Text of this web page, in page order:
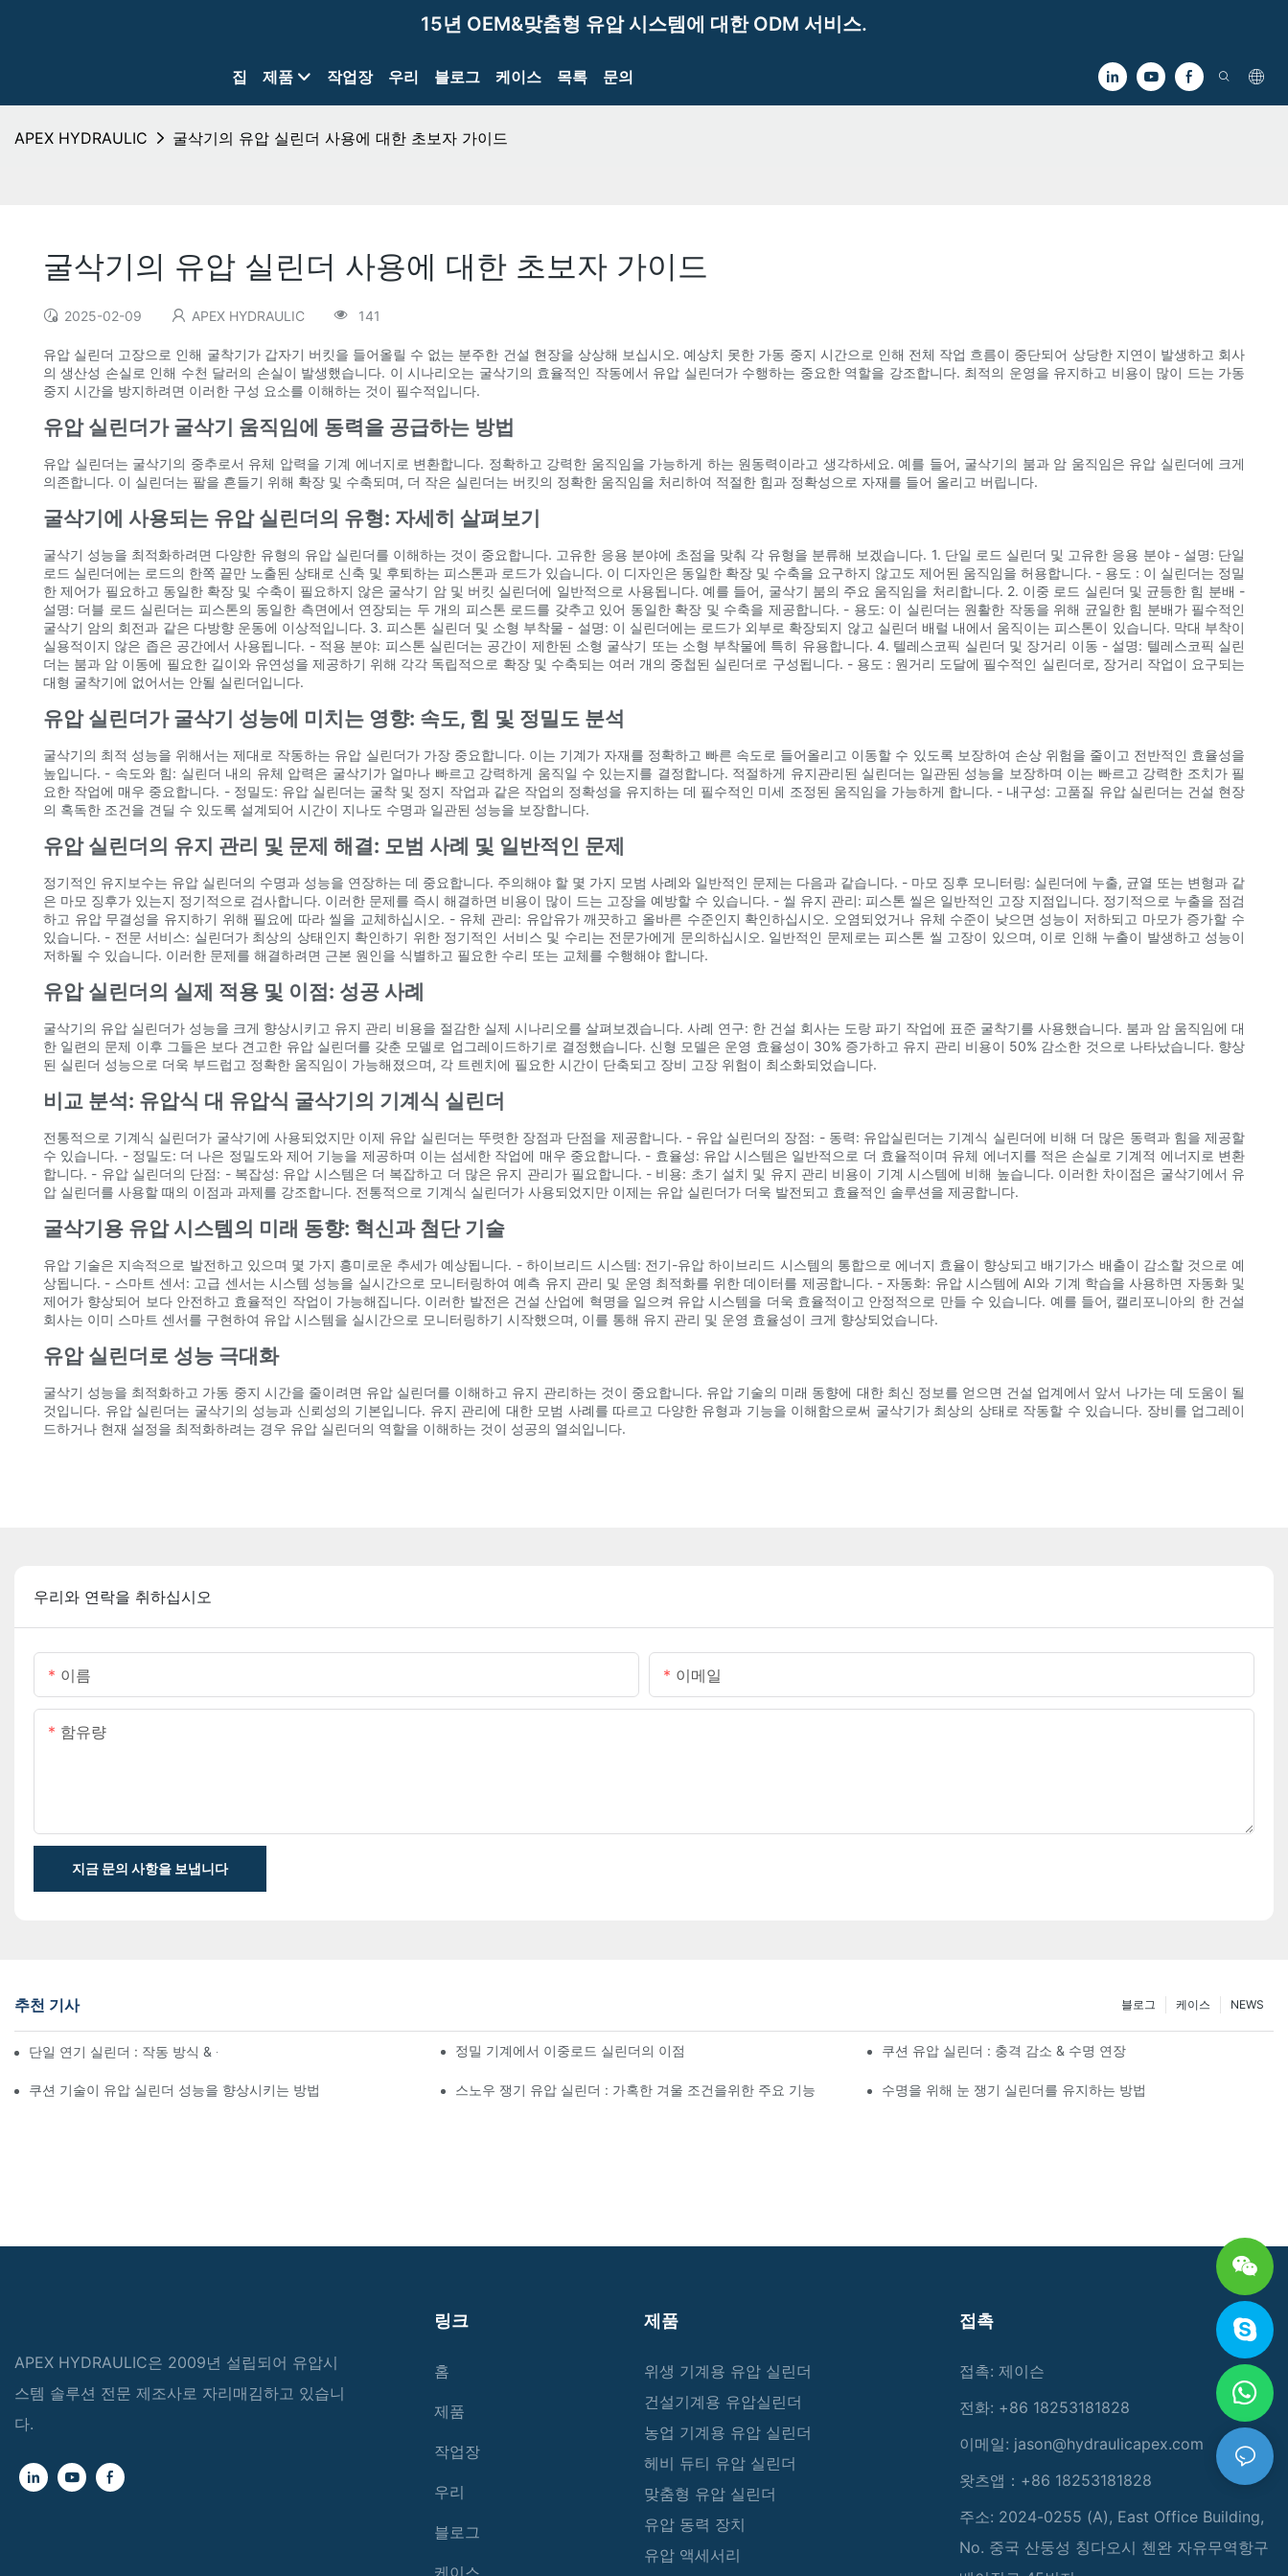
15년 OEM&맞춤형 유압 시스템에 대한 ODM 서비스.
집 제품 작업장 우리 블로그 케이스 목록 문의
APEX HYDRAULIC 굴삭기의 유압 실린더 사용에 대한 초보자 가이드
굴삭기의 유압 실린더 사용에 대한 초보자 가이드
2025-02-09 APEX HYDRAULIC 141
유압 실린더 고장으로 인해 굴착기가 갑자기 버킷을 들어올릴 수 없는 분주한 건설 현장을 상상해 보십시오. 예상치 못한 가동 중지 시간으로 인해 전체 작업 흐름이 중단되어 상당한 지연이 발생하고 회사
의 생산성 손실로 인해 수천 달러의 손실이 발생했습니다. 이 시나리오는 굴삭기의 효율적인 작동에서 유압 실린더가 수행하는 중요한 역할을 강조합니다. 최적의 운영을 유지하고 비용이 많이 드는 가동
중지 시간을 방지하려면 이러한 구성 요소를 이해하는 것이 필수적입니다.
유압 실린더가 굴삭기 움직임에 동력을 공급하는 방법
유압 실린더는 굴삭기의 중추로서 유체 압력을 기계 에너지로 변환합니다. 정확하고 강력한 움직임을 가능하게 하는 원동력이라고 생각하세요. 예를 들어, 굴삭기의 붐과 암 움직임은 유압 실린더에 크게
의존합니다. 이 실린더는 팔을 흔들기 위해 확장 및 수축되며, 더 작은 실린더는 버킷의 정확한 움직임을 처리하여 적절한 힘과 정확성으로 자재를 들어 올리고 버립니다.
굴삭기에 사용되는 유압 실린더의 유형: 자세히 살펴보기
굴삭기 성능을 최적화하려면 다양한 유형의 유압 실린더를 이해하는 것이 중요합니다. 고유한 응용 분야에 초점을 맞춰 각 유형을 분류해 보겠습니다. 1. 단일 로드 실린더 및 고유한 응용 분야 - 설명: 단일
로드 실린더에는 로드의 한쪽 끝만 노출된 상태로 신축 및 후퇴하는 피스톤과 로드가 있습니다. 이 디자인은 동일한 확장 및 수축을 요구하지 않고도 제어된 움직임을 허용합니다. - 용도 : 이 실린더는 정밀
한 제어가 필요하고 동일한 확장 및 수축이 필요하지 않은 굴삭기 암 및 버킷 실린더에 일반적으로 사용됩니다. 예를 들어, 굴삭기 붐의 주요 움직임을 처리합니다. 2. 이중 로드 실린더 및 균등한 힘 분배 -
설명: 더블 로드 실린더는 피스톤의 동일한 측면에서 연장되는 두 개의 피스톤 로드를 갖추고 있어 동일한 확장 및 수축을 제공합니다. - 용도: 이 실린더는 원활한 작동을 위해 균일한 힘 분배가 필수적인
굴삭기 암의 회전과 같은 다방향 운동에 이상적입니다. 3. 피스톤 실린더 및 소형 부착물 - 설명: 이 실린더에는 로드가 외부로 확장되지 않고 실린더 배럴 내에서 움직이는 피스톤이 있습니다. 막대 부착이
실용적이지 않은 좁은 공간에서 사용됩니다. - 적용 분야: 피스톤 실린더는 공간이 제한된 소형 굴삭기 또는 소형 부착물에 특히 유용합니다. 4. 텔레스코픽 실린더 및 장거리 이동 - 설명: 텔레스코픽 실린
더는 붐과 암 이동에 필요한 길이와 유연성을 제공하기 위해 각각 독립적으로 확장 및 수축되는 여러 개의 중첩된 실린더로 구성됩니다. - 용도 : 원거리 도달에 필수적인 실린더로, 장거리 작업이 요구되는
대형 굴착기에 없어서는 안될 실린더입니다.
유압 실린더가 굴삭기 성능에 미치는 영향: 속도, 힘 및 정밀도 분석
굴삭기의 최적 성능을 위해서는 제대로 작동하는 유압 실린더가 가장 중요합니다. 이는 기계가 자재를 정확하고 빠른 속도로 들어올리고 이동할 수 있도록 보장하여 손상 위험을 줄이고 전반적인 효율성을
높입니다. - 속도와 힘: 실린더 내의 유체 압력은 굴삭기가 얼마나 빠르고 강력하게 움직일 수 있는지를 결정합니다. 적절하게 유지관리된 실린더는 일관된 성능을 보장하며 이는 빠르고 강력한 조치가 필
요한 작업에 매우 중요합니다. - 정밀도: 유압 실린더는 굴착 및 정지 작업과 같은 작업의 정확성을 유지하는 데 필수적인 미세 조정된 움직임을 가능하게 합니다. - 내구성: 고품질 유압 실린더는 건설 현장
의 혹독한 조건을 견딜 수 있도록 설계되어 시간이 지나도 수명과 일관된 성능을 보장합니다.
유압 실린더의 유지 관리 및 문제 해결: 모범 사례 및 일반적인 문제
정기적인 유지보수는 유압 실린더의 수명과 성능을 연장하는 데 중요합니다. 주의해야 할 몇 가지 모범 사례와 일반적인 문제는 다음과 같습니다. - 마모 징후 모니터링: 실린더에 누출, 균열 또는 변형과 같
은 마모 징후가 있는지 정기적으로 검사합니다. 이러한 문제를 즉시 해결하면 비용이 많이 드는 고장을 예방할 수 있습니다. - 씰 유지 관리: 피스톤 씰은 일반적인 고장 지점입니다. 정기적으로 누출을 점검
하고 유압 무결성을 유지하기 위해 필요에 따라 씰을 교체하십시오. - 유체 관리: 유압유가 깨끗하고 올바른 수준인지 확인하십시오. 오염되었거나 유체 수준이 낮으면 성능이 저하되고 마모가 증가할 수
있습니다. - 전문 서비스: 실린더가 최상의 상태인지 확인하기 위한 정기적인 서비스 및 수리는 전문가에게 문의하십시오. 일반적인 문제로는 피스톤 씰 고장이 있으며, 이로 인해 누출이 발생하고 성능이
저하될 수 있습니다. 이러한 문제를 해결하려면 근본 원인을 식별하고 필요한 수리 또는 교체를 수행해야 합니다.
유압 실린더의 실제 적용 및 이점: 성공 사례
굴삭기의 유압 실린더가 성능을 크게 향상시키고 유지 관리 비용을 절감한 실제 시나리오를 살펴보겠습니다. 사례 연구: 한 건설 회사는 도랑 파기 작업에 표준 굴착기를 사용했습니다. 붐과 암 움직임에 대
한 일련의 문제 이후 그들은 보다 견고한 유압 실린더를 갖춘 모델로 업그레이드하기로 결정했습니다. 신형 모델은 운영 효율성이 30% 증가하고 유지 관리 비용이 50% 감소한 것으로 나타났습니다. 향상
된 실린더 성능으로 더욱 부드럽고 정확한 움직임이 가능해졌으며, 각 트렌치에 필요한 시간이 단축되고 장비 고장 위험이 최소화되었습니다.
비교 분석: 유압식 대 유압식 굴삭기의 기계식 실린더
전통적으로 기계식 실린더가 굴삭기에 사용되었지만 이제 유압 실린더는 뚜렷한 장점과 단점을 제공합니다. - 유압 실린더의 장점: - 동력: 유압실린더는 기계식 실린더에 비해 더 많은 동력과 힘을 제공할
수 있습니다. - 정밀도: 더 나은 정밀도와 제어 기능을 제공하며 이는 섬세한 작업에 매우 중요합니다. - 효율성: 유압 시스템은 일반적으로 더 효율적이며 유체 에너지를 적은 손실로 기계적 에너지로 변환
합니다. - 유압 실린더의 단점: - 복잡성: 유압 시스템은 더 복잡하고 더 많은 유지 관리가 필요합니다. - 비용: 초기 설치 및 유지 관리 비용이 기계 시스템에 비해 높습니다. 이러한 차이점은 굴삭기에서 유
압 실린더를 사용할 때의 이점과 과제를 강조합니다. 전통적으로 기계식 실린더가 사용되었지만 이제는 유압 실린더가 더욱 발전되고 효율적인 솔루션을 제공합니다.
굴삭기용 유압 시스템의 미래 동향: 혁신과 첨단 기술
유압 기술은 지속적으로 발전하고 있으며 몇 가지 흥미로운 추세가 예상됩니다. - 하이브리드 시스템: 전기-유압 하이브리드 시스템의 통합으로 에너지 효율이 향상되고 배기가스 배출이 감소할 것으로 예
상됩니다. - 스마트 센서: 고급 센서는 시스템 성능을 실시간으로 모니터링하여 예측 유지 관리 및 운영 최적화를 위한 데이터를 제공합니다. - 자동화: 유압 시스템에 AI와 기계 학습을 사용하면 자동화 및
제어가 향상되어 보다 안전하고 효율적인 작업이 가능해집니다. 이러한 발전은 건설 산업에 혁명을 일으켜 유압 시스템을 더욱 효율적이고 안정적으로 만들 수 있습니다. 예를 들어, 캘리포니아의 한 건설
회사는 이미 스마트 센서를 구현하여 유압 시스템을 실시간으로 모니터링하기 시작했으며, 이를 통해 유지 관리 및 운영 효율성이 크게 향상되었습니다.
유압 실린더로 성능 극대화
굴삭기 성능을 최적화하고 가동 중지 시간을 줄이려면 유압 실린더를 이해하고 유지 관리하는 것이 중요합니다. 유압 기술의 미래 동향에 대한 최신 정보를 얻으면 건설 업계에서 앞서 나가는 데 도움이 될
것입니다. 유압 실린더는 굴삭기의 성능과 신뢰성의 기본입니다. 유지 관리에 대한 모범 사례를 따르고 다양한 유형과 기능을 이해함으로써 굴삭기가 최상의 상태로 작동할 수 있습니다. 장비를 업그레이
드하거나 현재 설정을 최적화하려는 경우 유압 실린더의 역할을 이해하는 것이 성공의 열쇠입니다.
우리와 연락을 취하십시오
이름 이메일
함유량
지금 문의 사항을 보냅니다
추천 기사 NEWS
케이스
블로그
단일 연기 실린더 : 작동 방식 & 공통 응용 프로그램 정밀 기계에서 이중로드 실린더의 이점 쿠션 유압 실린더 : 충격 감소 & 수명 연장
쿠션 기술이 유압 실린더 성능을 향상시키는 방법 스노우 쟁기 유압 실린더 : 가혹한 겨울 조건을위한 주요 기능 수명을 위해 눈 쟁기 실린더를 유지하는 방법
APEX HYDRAULIC은 2009년 설립되어 유압시
스템 솔루션 전문 제조사로 자리매김하고 있습니
다.
링크
홈
제품
작업장
우리
블로그
제품
위생 기계용 유압 실린더
건설기계용 유압실린더
농업 기계용 유압 실린더
헤비 듀티 유압 실린더
맞춤형 유압 실린더
유압 동력 장치
유압 액세서리
접촉
접촉: 제이슨
전화: +86 18253181828
이메일: jason@hydraulicapex.com
왓츠앱：+86 18253181828
주소: 2024-0255 (A), East Office Building,
No. 중국 산둥성 칭다오시 첸완 자유무역항구